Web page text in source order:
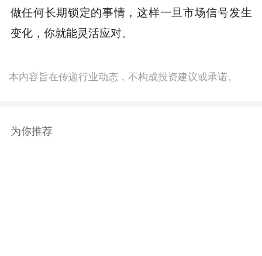
做任何长期锁定的事情，这样一旦市场信号发生
变化，你就能灵活应对。
本内容旨在传递行业动态，不构成投资建议或承诺。
为你推荐